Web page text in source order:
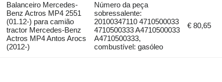
Balanceiro Mercedes-
Benz Actros MP4 2551
(01.12-) para camião
tractor Mercedes-Benz
Actros MP4 Antos Arocs
(2012-)
Número da peça
sobressalente:
20100347110 4710500033
4710500333 A4710500033
A4710500333,
combustível: gasóleo
€ 80,65